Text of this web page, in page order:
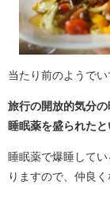
当たり前のようでい
旅行の開放的気分の
睡眠薬を盛られたと
睡眠薬で爆睡して
りますので、仲良